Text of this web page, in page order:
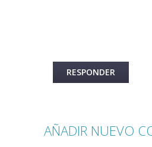
RESPONDER
AÑADIR NUEVO